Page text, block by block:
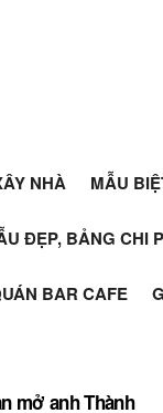
NHÀ MẪU
ĐẸP, BẢNG
BAR CAFE
mở anh Thành